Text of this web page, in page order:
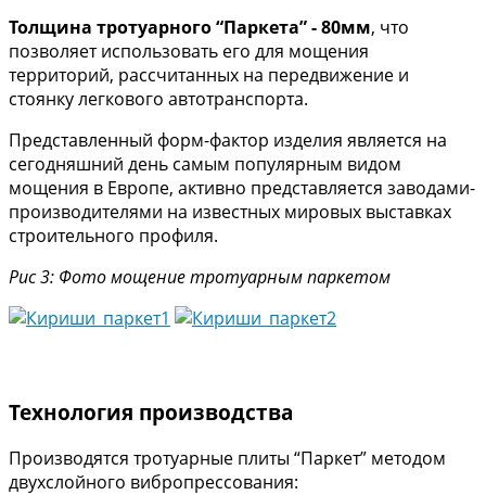
Толщина тротуарного “Паркета” - 80мм, что
позволяет использовать его для мощения
территорий, рассчитанных на передвижение и
стоянку легкового автотранспорта.
Представленный форм-фактор изделия является на
сегодняшний день самым популярным видом
мощения в Европе, активно представляется заводами-
производителями на известных мировых выставках
строительного профиля.
Рис 3: Фото мощение тротуарным паркетом
Технология производства
Производятся тротуарные плиты “Паркет” методом
двухслойного вибропрессования: